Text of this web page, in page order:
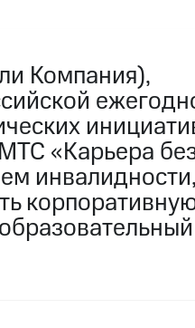
Компания),
«Карьера
инвалидности,